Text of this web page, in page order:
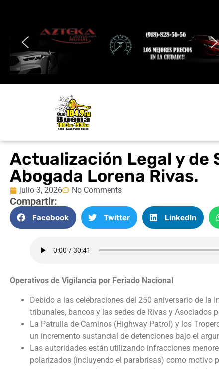
Actualización Legal y de
Abogada Lorena Rivas.
julio 3, 2026 No Comments
Compartir:
Facebook Twitter LinkedIn
Operativos de Vigilancia por Feriado Nacional
Debido a las celebraciones del 250 aniversario de la
tribunales, bancos y las sedes de Rivas y Asociados
La Patrulla de Caminos (Highway Patrol) y los
un incremento sustancial de detenciones bajo el
Las autoridades están utilizando infracciones
polarizados (incluyendo el parabrisas) como motivo